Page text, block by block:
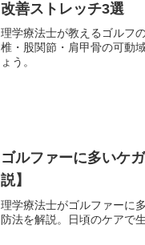
改善ストレッチ3選
理学療法士が教えるゴルフ
椎・股関節・肩甲骨の可動
ょう。
ゴルファーに多いケ
説】
理学療法士がゴルファーに
防法を解説。日頃のケアで